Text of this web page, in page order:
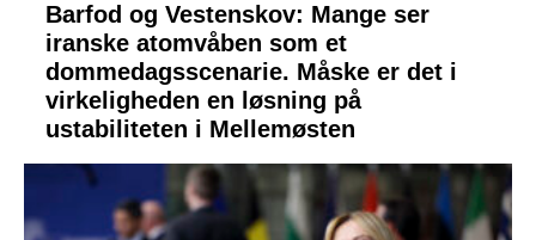
Barfod og Vestenskov: Mange ser
iranske atomvåben som et
dommedagsscenarie. Måske er det i
virkeligheden en løsning på
ustabiliteten i Mellemøsten